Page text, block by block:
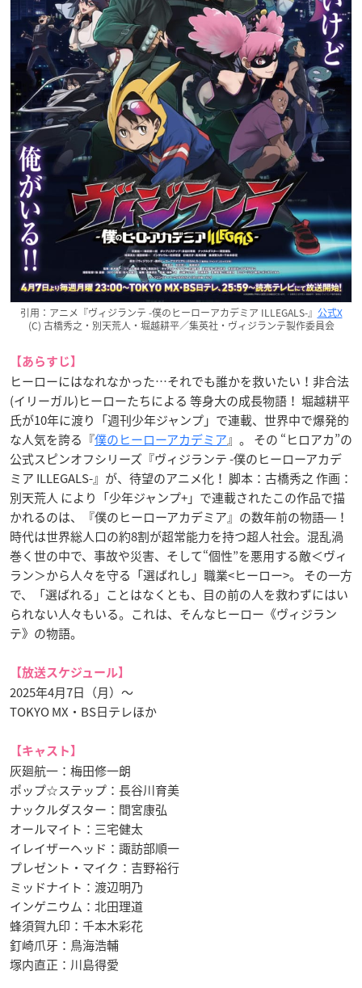
引用：アニメ『ヴィジランテ -僕のヒーローアカデミア ILLEGALS-』 公式X
(C) 古橋秀之・別天荒人・堀越耕平／集英社・ヴィジランテ製作委員会
【あらすじ】
ヒーローにはなれなかった…それでも誰かを救いたい！非合法
(イリーガル)ヒーローたちによる 等身大の成長物語！ 堀越耕平
氏が10年に渡り「週刊少年ジャンプ」で連載、世界中で爆発的
な人気を誇る『僕のヒーローアカデミア』。 その “ヒロアカ”の
公式スピンオフシリーズ『ヴィジランテ -僕のヒーローアカデ
ミア ILLEGALS-』が、待望のアニメ化！ 脚本：古橋秀之 作画：
別天荒人 により「少年ジャンプ+」で連載されたこの作品で描
かれるのは、『僕のヒーローアカデミア』の数年前の物語―！
時代は世界総人口の約8割が超常能力を持つ超人社会。混乱渦
巻く世の中で、事故や災害、そして“個性”を悪用する敵＜ヴィ
ラン＞から人々を守る「選ばれし」職業<ヒーロー>。 その一方
で、「選ばれる」ことはなくとも、目の前の人を救わずにはい
られない人々もいる。これは、そんなヒーロー《ヴィジラン
テ》の物語。
【放送スケジュール】
2025年4月7日（月）〜
TOKYO MX・BS日テレほか
【キャスト】
灰廻航一：梅田修一朗
ポップ☆ステップ：長谷川育美
ナックルダスター：間宮康弘
オールマイト：三宅健太
イレイザーヘッド：諏訪部順一
プレゼント・マイク：吉野裕行
ミッドナイト：渡辺明乃
インゲニウム：北田理道
蜂須賀九印：千本木彩花
釘崎爪牙：鳥海浩輔
塚内直正：川島得愛